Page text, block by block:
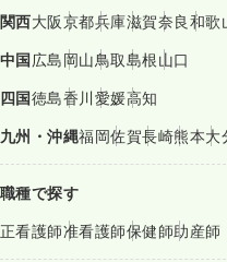
関西大阪京都兵庫滋賀奈良和歌
中国広島岡山鳥取島根山口
四国徳島香川愛媛高知
九州・沖縄福岡佐賀長崎熊本大
職種で探す
正看護師准看護師保健師助産師